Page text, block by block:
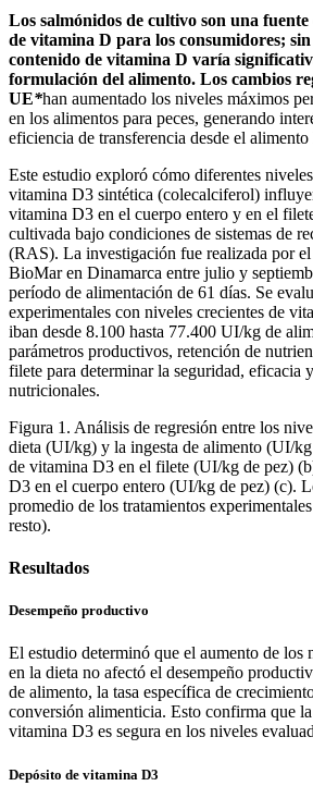
Los salmónidos de cultivo son una
de vitamina D para los consumidores;
contenido de vitamina D varía
formulación del alimento. Los cambios
UE*han aumentado los niveles máximos
en los alimentos para peces, generando
eficiencia de transferencia desde el alimento
Este estudio exploró cómo diferentes niveles
vitamina D3 sintética (colecalciferol)
vitamina D3 en el cuerpo entero y en el
cultivada bajo condiciones de sistemas de
(RAS). La investigación fue realizada por el
BioMar en Dinamarca entre julio y
período de alimentación de 61 días. Se
experimentales con niveles crecientes de
iban desde 8.100 hasta 77.400 UI/kg de
parámetros productivos, retención de
filete para determinarla seguridad, eficacia y
nutricionales.
Figura 1. Análisis de regresión entre los
dieta (UI/kg) y la ingesta de alimento (UI/
de vitamina D3 en el filete (UI/kg de pez)
D3 en el cuerpo entero (UI/kg de pez) (c).
promedio de los tratamientos
resto).
Resultados
Desempeño productivo
El estudio determinó que el aumento de los
en la dieta no afectó el desempeño
de alimento, la tasa específica de
conversión alimenticia. Esto confirma que la
vitamina D3 es segura en los niveles
Depósito de vitamina D3